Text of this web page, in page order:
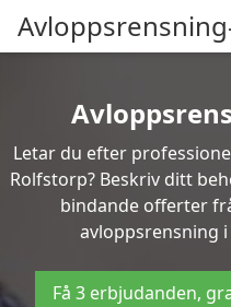
Letar du efter
Rolfstorp? Beskriv ditt
bindande offerter
avloppsrensning
Få 3 erbjudanden,